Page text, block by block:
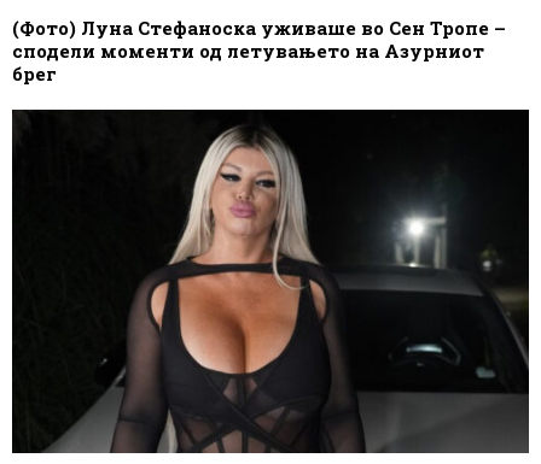
(Фото) Луна Стефаноска уживаше во Сен Тропе –
сподели моменти од летувањето на Азурниот
брег